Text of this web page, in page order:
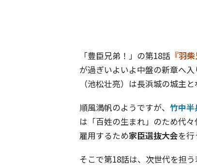
「豊臣兄弟！」の第18話 『羽
が過ぎいよいよ中盤の新章へ
（池松壮亮）は長浜城の城主と
順風満帆のようですが、 竹中半
は「百姓の生まれ」のため代
雇用するため家臣選抜大会を行
そこで第18話は、次世代を担